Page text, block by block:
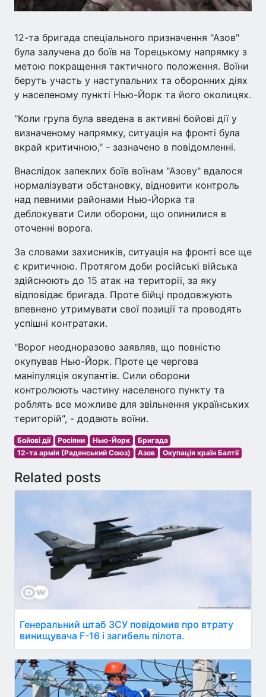
12-та бригада спеціального призначення "Азов"
була залучена до боїв на Торецькому напрямку з
метою покращення тактичного положення. Воїни
беруть участь у наступальних та оборонних діях
у населеному пункті Нью-Йорк та його околицях.
"Коли група була введена в активні бойові дії у
визначеному напрямку, ситуація на фронті була
вкрай критичною," - зазначено в повідомленні.
Внаслідок запеклих боїв воїнам "Азову" вдалося
нормалізувати обстановку, відновити контроль
над певними районами Нью-Йорка та
деблокувати Сили оборони, що опинилися в
оточенні ворога.
За словами захисників, ситуація на фронті все ще
є критичною. Протягом доби російські війська
здійснюють до 15 атак на території, за яку
відповідає бригада. Проте бійці продовжують
впевнено утримувати свої позиції та проводять
успішні контратаки.
"Ворог неодноразово заявляв, що повністю
окупував Нью-Йорк. Проте це чергова
маніпуляція окупантів. Сили оборони
контролюють частину населеного пункту та
роблять все можливе для звільнення українських
територій", - додають воїни.
Бойові дії Росіяни Нью-Йорк
Бригада
12-та армія (Радянський Союз)
Азов Окупація країн Балтії
Related posts
Генеральний штаб ЗСУ повідомив про втрату
винищувача F-16 і загибель пілота.